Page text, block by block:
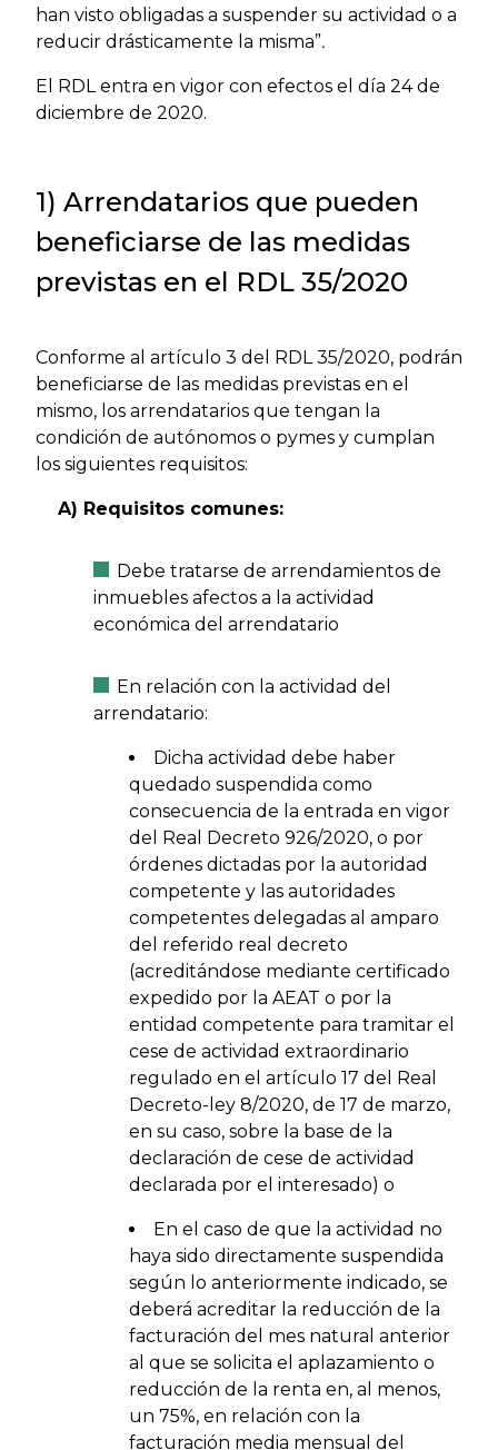
han visto obligadas a suspender su actividad o a
reducir drásticamente la misma”.
El RDL entra en vigor con efectos el día 24 de
diciembre de 2020.
1) Arrendatarios que pueden
beneficiarse de las medidas
previstas en el RDL 35/2020
Conforme al artículo 3 del RDL 35/2020, podrán
beneficiarse de las medidas previstas en el
mismo, los arrendatarios que tengan la
condición de autónomos o pymes y cumplan
los siguientes requisitos:
A) Requisitos comunes:
Debe tratarse de arrendamientos de
inmuebles afectos a la actividad
económica del arrendatario
En relación con la actividad del
arrendatario:
Dicha actividad debe haber
quedado suspendida como
consecuencia de la entrada en vigor
del Real Decreto 926/2020, o por
órdenes dictadas por la autoridad
competente y las autoridades
competentes delegadas al amparo
del referido real decreto
(acreditándose mediante certificado
expedido por la AEAT o por la
entidad competente para tramitar el
cese de actividad extraordinario
regulado en el artículo 17 del Real
Decreto-ley 8/2020, de 17 de marzo,
en su caso, sobre la base de la
declaración de cese de actividad
declarada por el interesado) o
En el caso de que la actividad no
haya sido directamente suspendida
según lo anteriormente indicado, se
deberá acreditar la reducción de la
facturación del mes natural anterior
al que se solicita el aplazamiento o
reducción de la renta en, al menos,
un 75%, en relación con la
facturación media mensual del